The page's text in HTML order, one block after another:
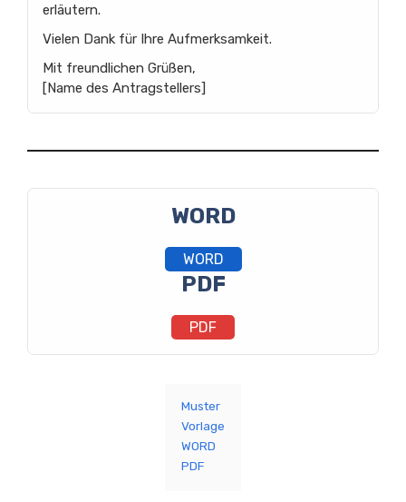
erläutern.
Vielen Dank für Ihre Aufmerksamkeit.
Mit freundlichen Grüßen,
[Name des Antragstellers]
WORD
WORD
PDF
PDF
Muster
Vorlage
WORD
PDF